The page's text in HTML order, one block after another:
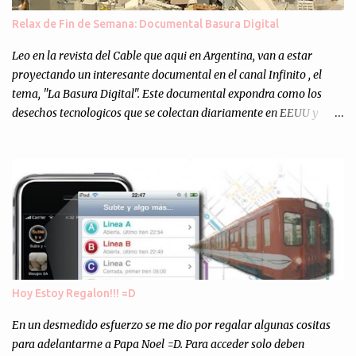
muchos programejos y hacer muchas pruebas. ¿El resultado?
Totalmente inesperado. Mas de 200 personas en vivo
escuchándonos y viendo como grabamos el semanario es, para mi
personalmente, un éxito y un logro sin precedentes. Sinceram...
Relax de Fin de Semana: Documental Basura Digital
Leo en la revista del Cable que aqui en Argentina, van a estar
proyectando un interesante documental en el canal Infinito , el
tema, "La Basura Digital". Este documental expondra como los
desechos tecnologicos que se colectan diariamente en EEUU y
Asi, todos los residuos sonincinerados produciendo lo que los
ambientalistas llaman "La Pesadilla de la Edad Cibernetica". La
transmision es el Domingo 2 de diciembre a las 21:00 hs. Me
parecio muy interesante, no creo que lo pueda ver por la hora, asi
que los comentarios los dejo en sus manos...
Hoy Estoy Regalon!!! =D
En un desmedido esfuerzo se me dio por regalar algunas cositas
para adelantarme a Papa Noel =D. Para acceder solo deben